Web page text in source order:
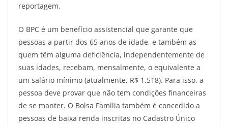
reportagem.
O BPC é um benefício assistencial que garante que
pessoas a partir dos 65 anos de idade, e também as
quem têm alguma deficiência, independentemente de
suas idades, recebam, mensalmente, o equivalente a
um salário mínimo (atualmente, R$ 1.518). Para isso, a
pessoa deve provar que não tem condições financeiras
de se manter. O Bolsa Família também é concedido a
pessoas de baixa renda inscritas no Cadastro Único